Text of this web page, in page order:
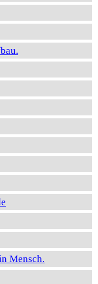
Mensch.